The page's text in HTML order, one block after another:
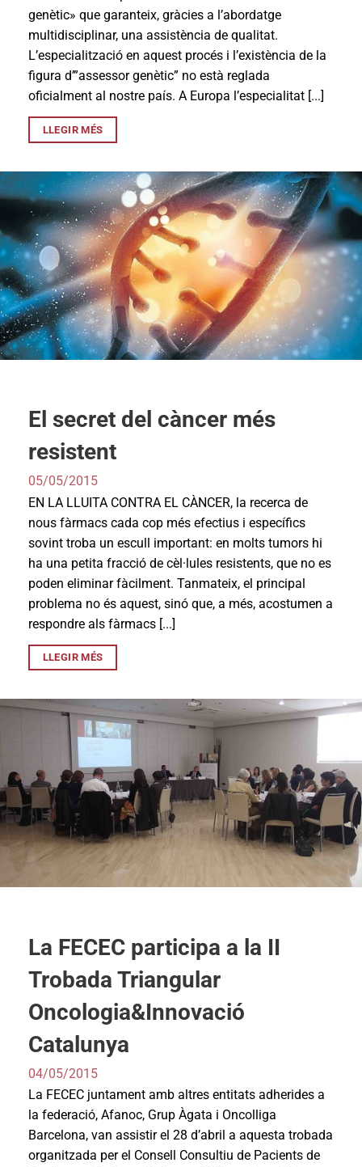
genètic» que garanteix, gràcies a l’abordatge
multidisciplinar, una assistència de qualitat.
L’especialització en aquest procés i l’existència de la
figura d’”assessor genètic” no està reglada
oficialment al nostre país. A Europa l’especialitat [...]
LLEGIR MÉS
El secret del càncer més
resistent
05/05/2015
EN LA LLUITA CONTRA EL CÀNCER, la recerca de
nous fàrmacs cada cop més efectius i específics
sovint troba un escull important: en molts tumors hi
ha una petita fracció de cèl·lules resistents, que no es
poden eliminar fàcilment. Tanmateix, el principal
problema no és aquest, sinó que, a més, acostumen a
respondre als fàrmacs [...]
LLEGIR MÉS
La FECEC participa a la II
Trobada Triangular
Oncologia&Innovació
Catalunya
04/05/2015
La FECEC juntament amb altres entitats adherides a
la federació, Afanoc, Grup Àgata i Oncolliga
Barcelona, van assistir el 28 d’abril a aquesta trobada
organitzada per el Consell Consultiu de Pacients de